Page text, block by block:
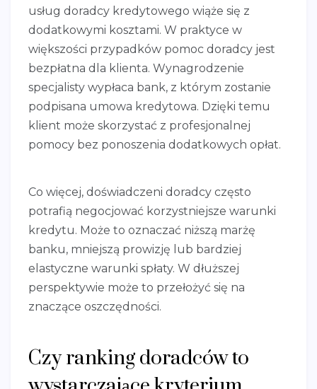
usług doradcy kredytowego wiąże się z
dodatkowymi kosztami. W praktyce w
większości przypadków pomoc doradcy jest
bezpłatna dla klienta. Wynagrodzenie
specjalisty wypłaca bank, z którym zostanie
podpisana umowa kredytowa. Dzięki temu
klient może skorzystać z profesjonalnej
pomocy bez ponoszenia dodatkowych opłat.
Co więcej, doświadczeni doradcy często
potrafią negocjować korzystniejsze warunki
kredytu. Może to oznaczać niższą marżę
banku, mniejszą prowizję lub bardziej
elastyczne warunki spłaty. W dłuższej
perspektywie może to przełożyć się na
znaczące oszczędności.
Czy ranking doradców to